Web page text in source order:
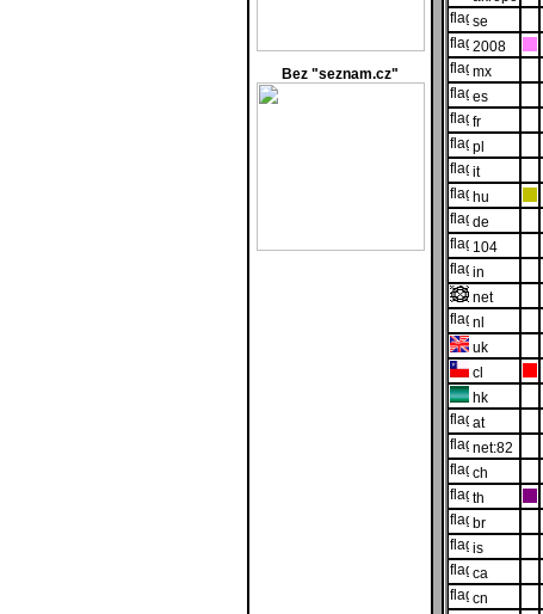
Bez "seznam.cz"
se
2008
mx
es
fr
pl
it
hu
de
104
in
net
nl
uk
cl
hk
at
net:82
ch
th
br
is
ca
cn